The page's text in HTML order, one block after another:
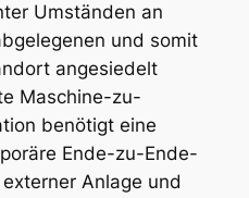
Umständen an
und somit
angesiedelt
Maschine-zu-
benötigt eine
Ende-zu-Ende-
Anlage und